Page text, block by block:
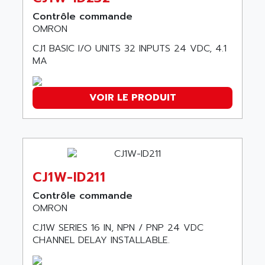
C350 / C370
RAIL SWITCH
SBC
HMI
SIMATIC OPERATOR PANEL
OPERATOR PANEL
APRIL 7000
SMC600
SMC25 et SMC 35
SMC 600
ABC VISION
ABD
ABL
ABLE SYSTEMS
ABLIC
ABOUTBATTERIE
ABRACON
ABS COMPUTERS
ABS SYSTEM
ABSOCODER
ABUS
ABUS ELECTRONIC
AC
Contrôle commande
OMRON
CJ1 BASIC I/O UNITS 32 INPUTS 24 VDC, 4.1
MA
VOIR LE PRODUIT
CJ1W-ID211
Contrôle commande
OMRON
CJ1W SERIES 16 IN, NPN / PNP 24 VDC
CHANNEL DELAY INSTALLABLE.